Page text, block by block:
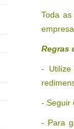
Toda
Regras
- Utilize
- Seguir
- Para